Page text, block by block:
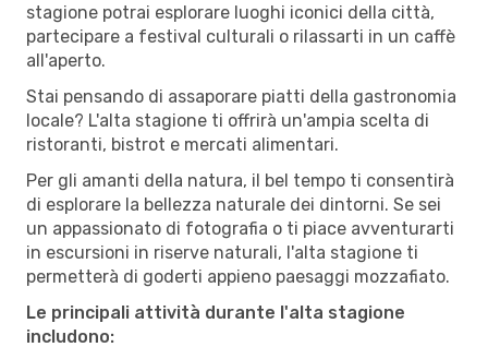
stagione potrai esplorare luoghi iconici della città,
partecipare a festival culturali o rilassarti in un caffè
all'aperto.
Stai pensando di assaporare piatti della gastronomia
locale? L'alta stagione ti offrirà un'ampia scelta di
ristoranti, bistrot e mercati alimentari.
Per gli amanti della natura, il bel tempo ti consentirà
di esplorare la bellezza naturale dei dintorni. Se sei
un appassionato di fotografia o ti piace avventurarti
in escursioni in riserve naturali, l'alta stagione ti
permetterà di goderti appieno paesaggi mozzafiato.
Le principali attività durante l'alta stagione
includono: